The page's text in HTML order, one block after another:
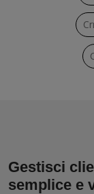
Gestisci
semplice e